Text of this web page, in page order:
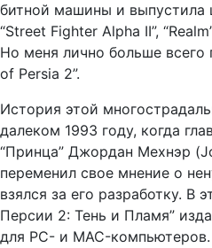
битной машины и выпустила
“Street Fighter Alpha II”,
Но меня лично больше всего
of Persia 2”.
История этой
далеком 1993 году, когда
“Принца” Джордан Мехнэр
переменил свое мнение о
взялся за его разработку. В
Персии 2: Тень и Пламя”
для PC- и MAC-